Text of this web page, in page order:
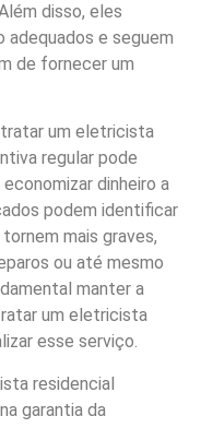
disso, eles
e seguem
de fornecer um
um eletricista
regular pode
dinheiro a
podem identificar
mais graves,
ou até mesmo
manter a
um eletricista
esse serviço.
residencial
garantia da